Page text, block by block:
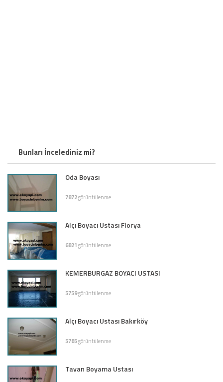
Bunları İncelediniz mi?
Oda Boyası
7872görüntülenme
Alçı Boyacı Ustası Florya
6821görüntülenme
KEMERBURGAZ BOYACI USTASI
5759görüntülenme
Alçı Boyacı Ustası Bakırköy
5785görüntülenme
Tavan Boyama Ustası